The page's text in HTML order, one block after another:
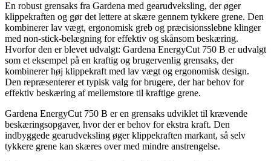
En robust grensaks fra Gardena med gearudveksling, der øger
klippekraften og gør det lettere at skære gennem tykkere grene. Den
kombinerer lav vægt, ergonomisk greb og præcisionsslebne klinger
med non-stick-belægning for effektiv og skånsom beskæring.
Hvorfor den er blevet udvalgt: Gardena EnergyCut 750 B er udvalgt
som et eksempel på en kraftig og brugervenlig grensaks, der
kombinerer høj klippekraft med lav vægt og ergonomisk design.
Den repræsenterer et typisk valg for brugere, der har behov for
effektiv beskæring af mellemstore til kraftige grene.
Gardena EnergyCut 750 B er en grensaks udviklet til krævende
beskæringsopgaver, hvor der er behov for ekstra kraft. Den
indbyggede gearudveksling øger klippekraften markant, så selv
tykkere grene kan skæres over med mindre anstrengelse.